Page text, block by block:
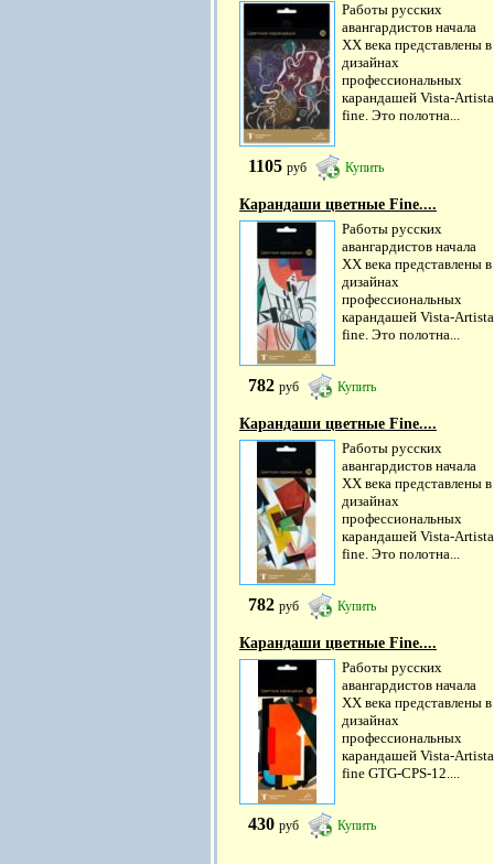
Работы русских
авангардистов начала
ХХ века представлены в
дизайнах
профессиональных
карандашей Vista-Artista
fine. Это полотна...
1105 руб Купить
Карандаши цветные Fine....
Работы русских
авангардистов начала
ХХ века представлены в
дизайнах
профессиональных
карандашей Vista-Artista
fine. Это полотна...
782 руб Купить
Карандаши цветные Fine....
Работы русских
авангардистов начала
ХХ века представлены в
дизайнах
профессиональных
карандашей Vista-Artista
fine. Это полотна...
782 руб Купить
Карандаши цветные Fine....
Работы русских
авангардистов начала
ХХ века представлены в
дизайнах
профессиональных
карандашей Vista-Artista
fine GTG-CPS-12....
430 руб Купить